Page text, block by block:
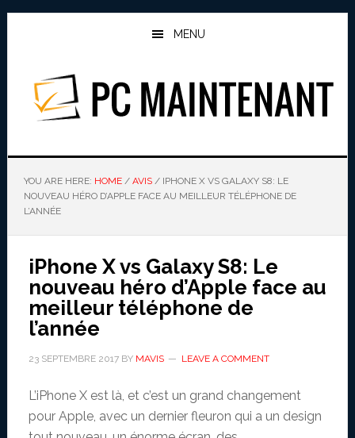
Skip
Skip
MENU
PC MAINTENANT
YOU ARE HERE: HOME / AVIS /IPHONE X VS GALAXY S8: LE
NOUVEAU HÉRO D’APPLE FACE AU MEILLEUR TÉLÉPHONE DE
L’ANNÉE
iPhone X vs Galaxy S8: Le
nouveau héro d’Apple face au
meilleur téléphone de
l’année
23 SEPTEMBRE 2017BY MAVIS LEAVE A COMMENT
L’iPhone X est là, et c’est un grand changement
pour Apple, avec un dernier fleuron qui a un design